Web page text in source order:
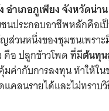
อำเภอภูเพียง จังหวัดน่าน
นประกอบอาชีพหลักคือเ
วนหนึ่งของชุมชนเพราะ
คือ ปลูกข้าวโพด ที่มีต้นทุ
มค่ากับการลงทุน ทำให้ใ
แคลนรายได้และไม่ทราบ